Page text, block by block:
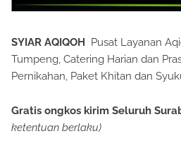
SYIAR AQIQOH Pusat Layanan
Tumpeng, Catering Harian dan
Pernikahan, Paket Khitan dan
Gratis ongkos kirim Seluruh
ketentuan berlaku)